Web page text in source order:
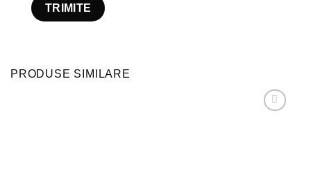
PRODUSE SIMILARE